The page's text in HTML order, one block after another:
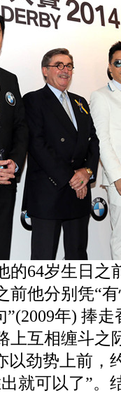
的64岁生日之
前他分别凭“
”(2009年) 捧走
上互相缠斗之
以劲势上前，
就可以了”。